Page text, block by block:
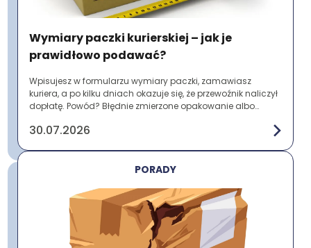
Wymiary paczki kurierskiej – jak je
prawidłowo podawać?
Wpisujesz w formularzu wymiary paczki, zamawiasz
kuriera, a po kilku dniach okazuje się, że przewoźnik naliczył
dopłatę. Powód? Błędnie zmierzone opakowanie albo
30.07.2026
PORADY